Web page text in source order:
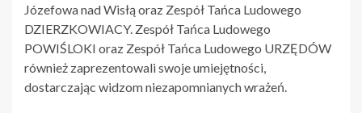
Józefowa nad Wisłą oraz Zespół Tańca Ludowego
DZIERZKOWIACY. Zespół Tańca Ludowego
POWIŚLOKI oraz Zespół Tańca Ludowego URZĘDÓW
również zaprezentowali swoje umiejętności,
dostarczając widzom niezapomnianych wrażeń.